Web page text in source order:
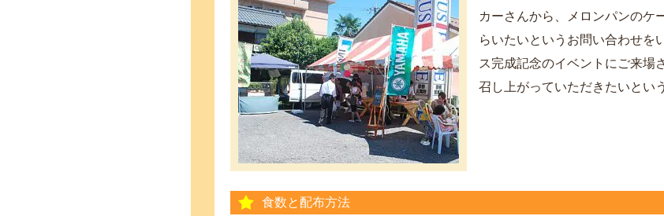
カーさんから、メロンパンのケ
らいたいというお問い合わせを
ス完成記念のイベントにご来場
召し上がっていただきたいとい
食数と配布方法